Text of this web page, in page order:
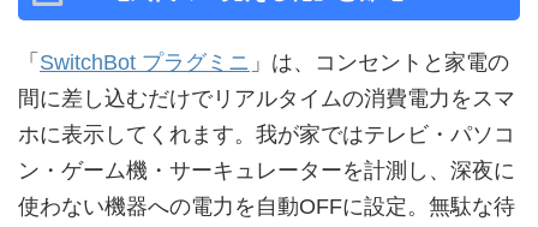
「 SwitchBot プラグミニ 」は、コンセントと家電の
間に差し込むだけでリアルタイムの消費電力をスマ
ホに表示してくれます。我が家ではテレビ・パソコ
ン・ゲーム機・サーキュレーターを計測し、深夜に
使わない機器への電力を自動OFFに設定。無駄な待